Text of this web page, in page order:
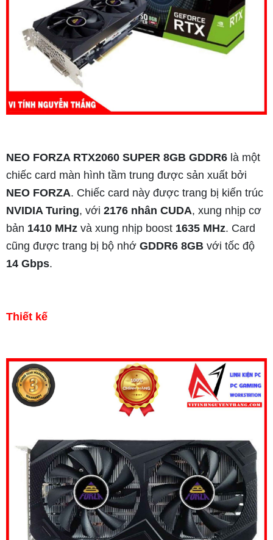
NEO FORZA RTX2060 SUPER 8GB GDDR6 là một
chiếc card màn hình tầm trung được sản xuất bởi
NEO FORZA. Chiếc card này được trang bị kiến trúc
NVIDIA Turing, với 2176 nhân CUDA, xung nhịp cơ
bản 1410 MHz và xung nhịp boost 1635 MHz. Card
cũng được trang bị bộ nhớ GDDR6 8GB với tốc độ
14 Gbps.
Thiết kế